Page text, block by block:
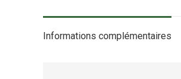
Informations complémentaires